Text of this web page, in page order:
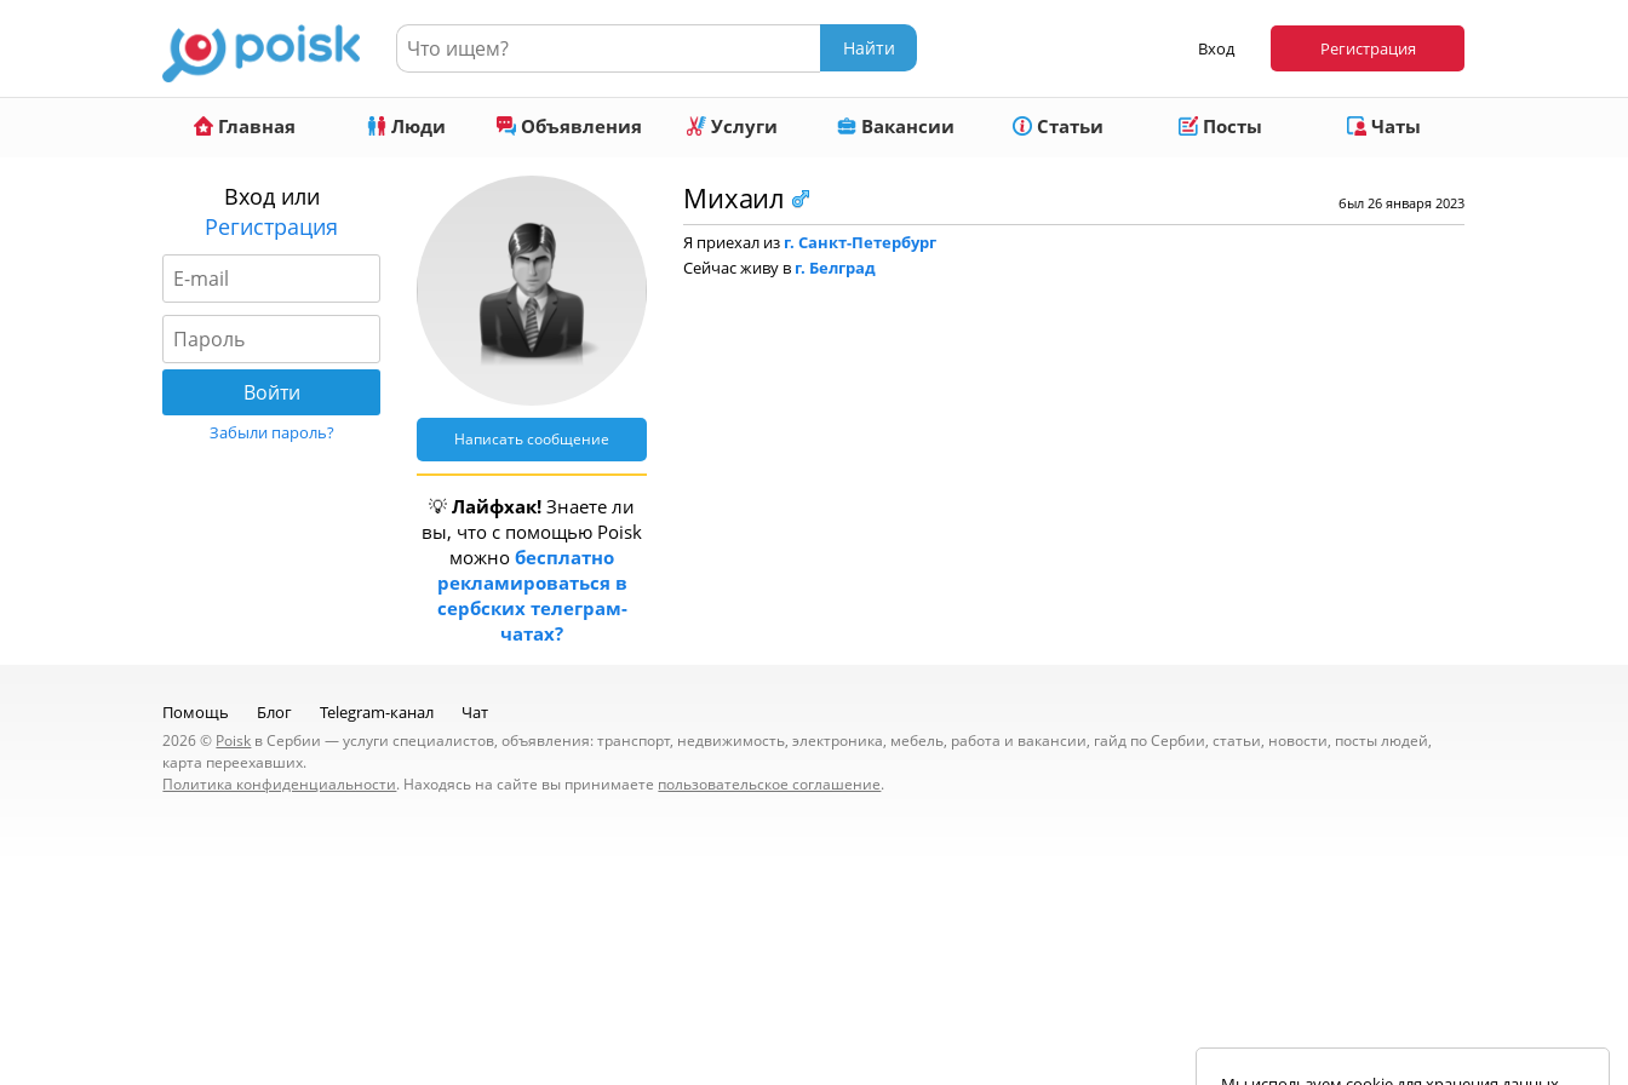
Вход Регистрация
Главная Люди Объявления Услуги Вакансии Статьи Посты Чаты
Вход или
Регистрация
Забыли пароль? Написать сообщение
💡Лайфхак! Знаете ли
вы, что с помощью Poisk
можнобесплатно
рекламироваться в
сербских телеграм-
чатах?
был 26 января 2023
Михаил
Я приехал из г. Санкт-Петербург
Сейчас живу в г. Белград
Помощь Блог Telegram-канал Чат
2026 © Poisk в Сербии — услуги специалистов, объявления: транспорт, недвижимость, электроника, мебель, работа и вакансии, гайд по Сербии, статьи, новости, посты людей,
карта переехавших.
Политика конфиденциальности. Находясь на сайте вы принимаете пользовательское соглашение.